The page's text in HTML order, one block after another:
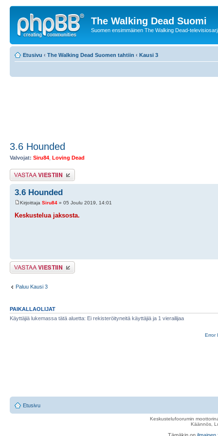
The Walking Dead Suomi
Suomen ensimmäinen The Walking Dead-
Etusivu ‹ The Walking Dead Suomen tahtiin ‹ Kausi 3
3.6 Hounded
Valvojat: Siru84 Loving Dead
Lähetä vastaus
3.6 Hounded
Kirjoittaja Siru84 » 05 Joulu 2019, 14:01
Keskustelua jaksosta.
Lähetä vastaus
Paluu Kausi 3
PAIKALLAOLIJAT
Käyttäjiä lukemassa tätä aluetta: Ei rekisteröityneitä käyttäjiä ja 1 vierailijaa
Error
Etusivu
Keskustelufoorumin
Käännös,
Tämäkin on ilmainen